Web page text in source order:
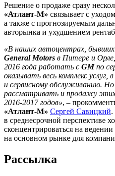
Решение о продаже сразу
«Атлант-М» связывает с
а также с прогнозируемым
авторынка и ухудшением
«В наших автоцентрах,
General Motors в Питере и
2016 года работать с GMпо
оказывать весь комплекс
и сервисному обслуживанию.
рассматривать и продажу
2016-2017 годов», –
«Атлант-М» Сергей Савицкий.
в среднесрочной перспективе
сконцентрироваться на
на основном рынке для
Рассылка